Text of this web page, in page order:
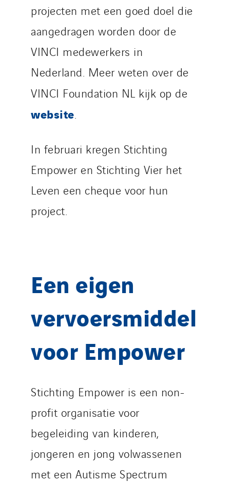
projecten met een goed doel die
aangedragen worden door de
VINCI medewerkers in
Nederland. Meer weten over de
VINCI Foundation NL kijk op de
website
In februari kregen Stichting
Empower en Stichting Vier het
Leven een cheque voor hun
project.
Een eigen
vervoersmiddel
voor Empower
Stichting Empower is een non-
profit organisatie voor
begeleiding van kinderen,
jongeren en jong volwassenen
met een Autisme Spectrum